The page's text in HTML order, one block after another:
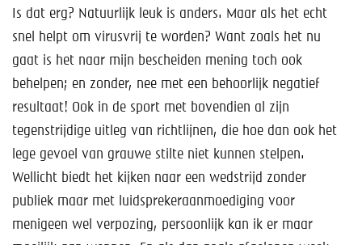
Is dat erg? Natuurlijk leuk is anders. Maar als het echt
snel helpt om virusvrij te worden? Want zoals het nu
gaat is het naar mijn bescheiden mening toch ook
behelpen; en zonder, nee met een behoorlijk negatief
resultaat! Ook in de sport met bovendien al zijn
tegenstrijdige uitleg van richtlijnen, die hoe dan ook het
lege gevoel van grauwe stilte niet kunnen stelpen.
Wellicht biedt het kijken naar een wedstrijd zonder
publiek maar met luidsprekeraanmoediging voor
menigeen wel verpozing, persoonlijk kan ik er maar